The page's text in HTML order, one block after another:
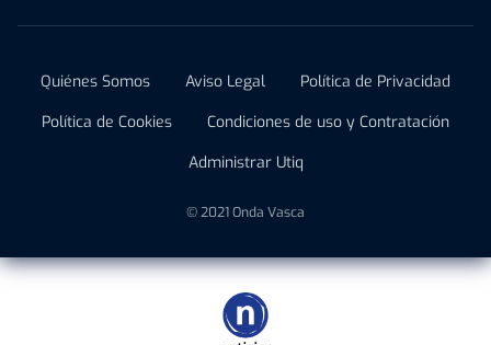
Quiénes Somos Aviso Legal
Política de Privacidad
Política de Cookies
Condiciones de uso y Contratación
Administrar Utiq
© 2021 Onda Vasca